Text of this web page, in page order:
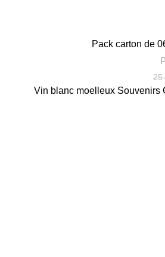
Pack carton de
25
Vin blanc moelleux Souvenirs